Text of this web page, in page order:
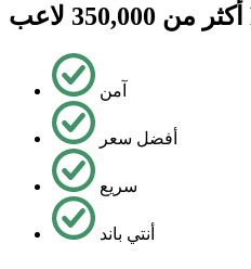
آمن
أفضل سعر
سريع
أنتي باند